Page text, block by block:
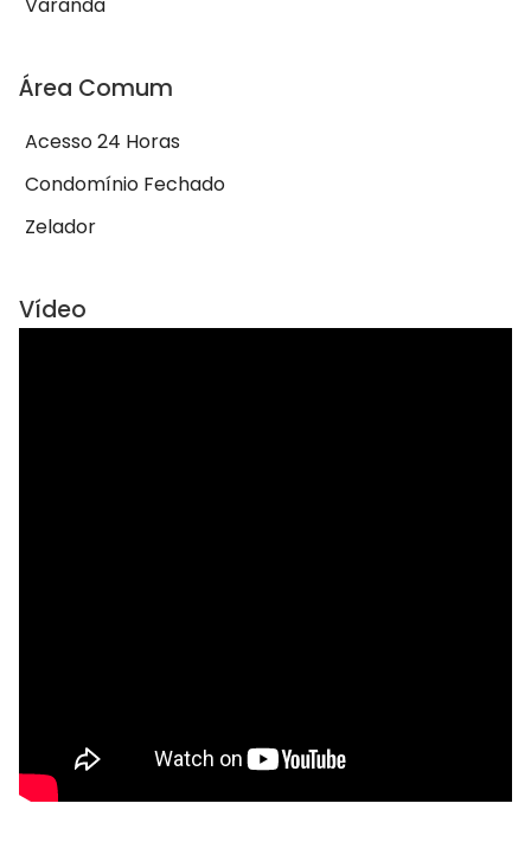
Varanda
Área Comum
Acesso 24 Horas
Condomínio Fechado
Zelador
Vídeo